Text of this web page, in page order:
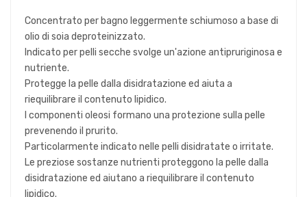
Concentrato per bagno leggermente schiumoso a base di
olio di soia deproteinizzato.
Indicato per pelli secche svolge un'azione antipruriginosa e
nutriente.
Protegge la pelle dalla disidratazione ed aiuta a
riequilibrare il contenuto lipidico.
I componenti oleosi formano una protezione sulla pelle
prevenendo il prurito.
Particolarmente indicato nelle pelli disidratate o irritate.
Le preziose sostanze nutrienti proteggono la pelle dalla
disidratazione ed aiutano a riequilibrare il contenuto
lipidico.